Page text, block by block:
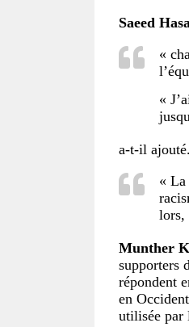
Saeed
«
«
a-t-il ajouté.
« La
lors,
Munther
supporters
répondent
en
utilisée par